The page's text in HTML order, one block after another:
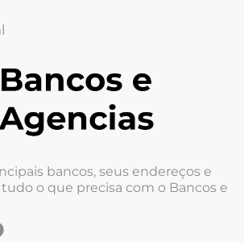
bancos, seus endereços e
o que precisa com o Bancos e